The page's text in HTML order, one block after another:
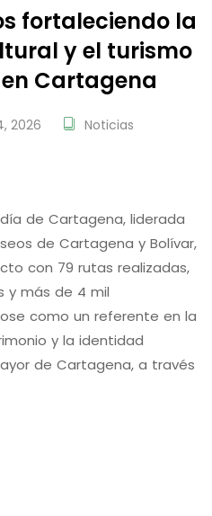
fortaleciendo la
y el turismo
Cartagena
2026 Noticias
de Cartagena, liderada
de Cartagena y Bolívar,
con 79 rutas realizadas,
y más de 4 mil
como un referente en la
y la identidad
de Cartagena, a través